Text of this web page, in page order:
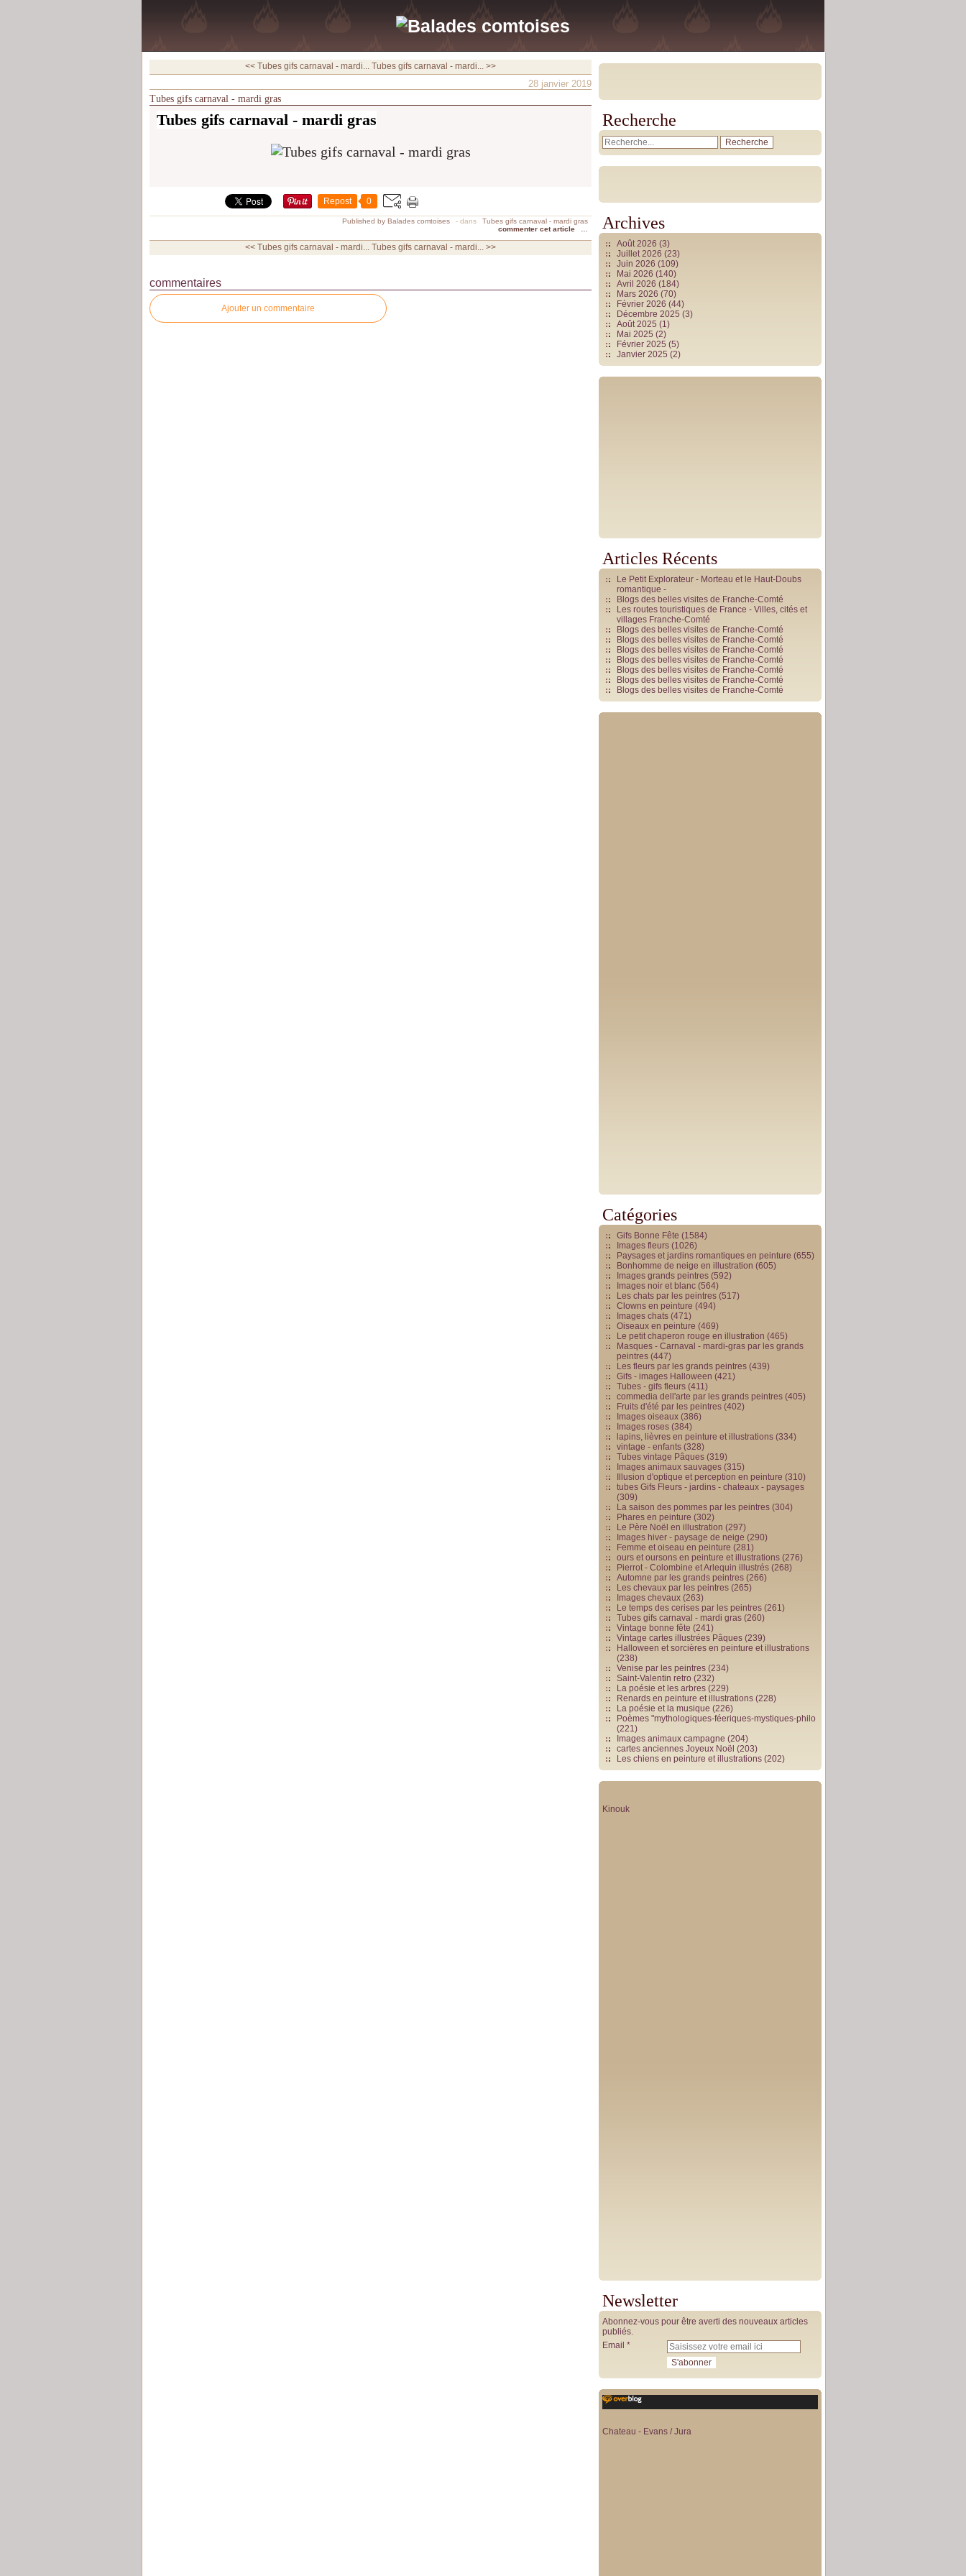
<< Tubes gifs carnaval - mardi... Tubes gifs carnaval - mardi... >>
28 janvier 2019
Tubes gifs carnaval - mardi gras
Tubes gifs carnaval - mardi gras
Repost 0
Published by Balades comtoises - dans
Tubes gifs carnaval - mardi gras
commenter cet article
<< Tubes gifs carnaval - mardi... Tubes gifs carnaval - mardi... >>
commentaires
Ajouter un commentaire
Recherche
Archives
Août 2026 (3)
Juillet 2026 (23)
Juin 2026 (109)
Mai 2026 (140)
Avril 2026 (184)
Mars 2026 (70)
Février 2026 (44)
Décembre 2025 (3)
Août 2025 (1)
Mai 2025 (2)
Février 2025 (5)
Janvier 2025 (2)
Articles Récents
Le Petit Explorateur - Morteau et le Haut-Doubs
romantique -
Blogs des belles visites de Franche-Comté
Les routes touristiques de France - Villes, cités et
villages Franche-Comté
Blogs des belles visites de Franche-Comté
Blogs des belles visites de Franche-Comté
Blogs des belles visites de Franche-Comté
Blogs des belles visites de Franche-Comté
Blogs des belles visites de Franche-Comté
Blogs des belles visites de Franche-Comté
Blogs des belles visites de Franche-Comté
Catégories
Gifs Bonne Fête (1584)
Images fleurs (1026)
Paysages et jardins romantiques en peinture (655)
Bonhomme de neige en illustration (605)
Images grands peintres (592)
Images noir et blanc (564)
Les chats par les peintres (517)
Clowns en peinture (494)
Images chats (471)
Oiseaux en peinture (469)
Le petit chaperon rouge en illustration (465)
Masques - Carnaval - mardi-gras par les grands
peintres (447)
Les fleurs par les grands peintres (439)
Gifs - images Halloween (421)
Tubes - gifs fleurs (411)
commedia dell'arte par les grands peintres (405)
Fruits d'été par les peintres (402)
Images oiseaux (386)
Images roses (384)
lapins, lièvres en peinture et illustrations (334)
vintage - enfants (328)
Tubes vintage Pâques (319)
Images animaux sauvages (315)
Illusion d'optique et perception en peinture (310)
tubes Gifs Fleurs - jardins - chateaux - paysages
(309)
La saison des pommes par les peintres (304)
Phares en peinture (302)
Le Père Noël en illustration (297)
Images hiver - paysage de neige (290)
Femme et oiseau en peinture (281)
ours et oursons en peinture et illustrations (276)
Pierrot - Colombine et Arlequin illustrés (268)
Automne par les grands peintres (266)
Les chevaux par les peintres (265)
Images chevaux (263)
Le temps des cerises par les peintres (261)
Tubes gifs carnaval - mardi gras (260)
Vintage bonne fête (241)
Vintage cartes illustrées Pâques (239)
Halloween et sorcières en peinture et illustrations
(238)
Venise par les peintres (234)
Saint-Valentin retro (232)
La poésie et les arbres (229)
Renards en peinture et illustrations (228)
La poésie et la musique (226)
Poèmes "mythologiques-féeriques-mystiques-philo
(221)
Images animaux campagne (204)
cartes anciennes Joyeux Noël (203)
Les chiens en peinture et illustrations (202)
Kinouk
Newsletter
Abonnez-vous pour être averti des nouveaux articles
publiés.
Email
Chateau - Evans / Jura